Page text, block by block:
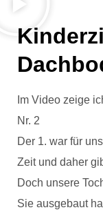
Im Video zeige
Nr. 2
Der 1. war für
Zeit und daher
Doch unsere
Sie ausgebaut